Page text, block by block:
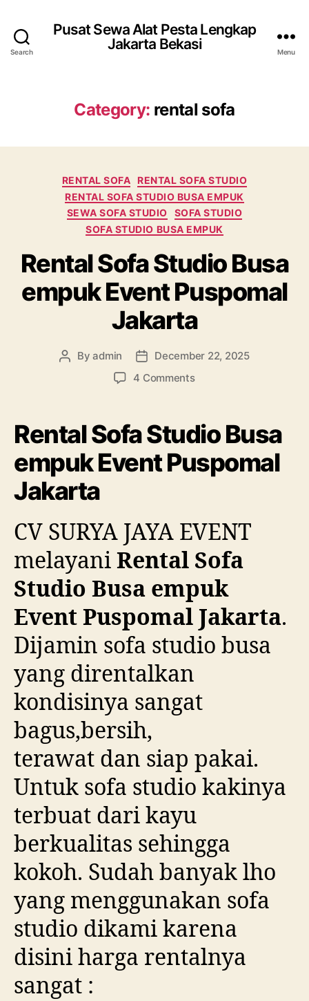
Search
Pusat Sewa Alat Pesta Lengkap
Jakarta Bekasi
Menu
Category: rental sofa
Categories
RENTAL SOFA
RENTAL SOFA STUDIO
RENTAL SOFA STUDIO BUSA EMPUK
SEWA SOFA STUDIO
SOFA STUDIO
SOFA STUDIO BUSA EMPUK
Rental Sofa Studio Busa
empuk Event Puspomal
Jakarta
PostByadmin
Post
date
December 22, 2025
4 Commentson
Studio
Busa
Event
Rental Sofa Studio Busa
empuk Event Puspomal
Jakarta
CV SURYA JAYA EVENT
melayani Rental Sofa
Studio Busa empuk
Event Puspomal Jakarta.
Dijamin sofa studio busa
yang direntalkan
kondisinya sangat
bagus,bersih,
terawat dan siap pakai.
Untuk sofa studio kakinya
terbuat dari kayu
berkualitas sehingga
kokoh. Sudah banyak lho
yang menggunakan sofa
studio dikami karena
disini harga rentalnya
sangat :